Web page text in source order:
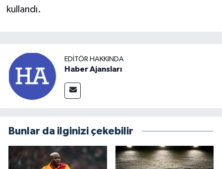
kullandı.
EDITÖR HAKKINDA
Haber Ajansları
Bunlar da ilginizi çekebilir